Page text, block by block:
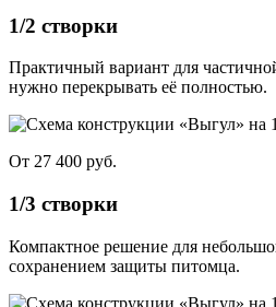
1/2 створки
Практичный вариант для
нужно перекрывать её полностью.
От 27 400 руб.
1/3 створки
Компактное решение для
сохранением защиты питомца.